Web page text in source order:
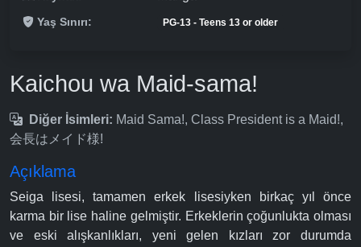
Yaş Sınırı: PG-13 - Teens 13 or older
Kaichou wa Maid-sama!
Diğer İsimleri: Maid Sama!, Class President is a Maid!,
会長はメイド様!
Açıklama
Seiga lisesi, tamamen erkek lisesiyken birkaç yıl önce
karma bir lise haline gelmiştir. Erkeklerin çoğunlukta olması
ve eski alışkanlıkları, yeni gelen kızları zor durumda